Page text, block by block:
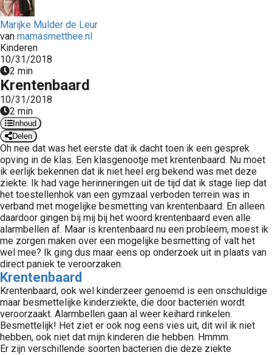
Marijke Mulder de Leur
van mamasmetthee.nl
Kinderen
10/31/2018
2 min
Krentenbaard
10/31/2018
2 min
Inhoud
Delen
Oh nee dat was het eerste dat ik dacht toen ik een gesprek
opving in de klas. Een klasgenootje met krentenbaard. Nu moet
ik eerlijk bekennen dat ik niet heel erg bekend was met deze
ziekte. Ik had vage herinneringen uit de tijd dat ik stage liep dat
het toestellenhok van een gymzaal verboden terrein was in
verband met mogelijke besmetting van krentenbaard. En alleen
daardoor gingen bij mij bij het woord krentenbaard even alle
alarmbellen af. Maar is krentenbaard nu een probleem, moest ik
me zorgen maken over een mogelijke besmetting of valt het
wel mee? Ik ging dus maar eens op onderzoek uit in plaats van
direct paniek te veroorzaken.
Krentenbaard
Krentenbaard, ook wel kinderzeer genoemd is een onschuldige
maar besmettelijke kinderziekte, die door bacteriën wordt
veroorzaakt. Alarmbellen gaan al weer keihard rinkelen.
Besmettelijk! Het ziet er ook nog eens vies uit, dit wil ik niet
hebben, ook niet dat mijn kinderen die hebben. Hmmm.
Er zijn verschillende soorten bacteriën die deze ziekte
de
Hierdoor
website-
van